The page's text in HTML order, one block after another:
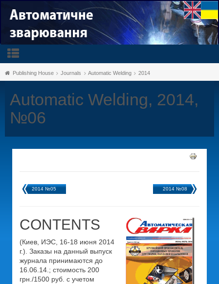
Publishing House Journals Automatic Welding 2014
Automatic Welding, 2014,
№06
2014 №05 2014 №08
CONTENTS
(Киев, ИЭС, 16-18 июня 2014
г.). Заказы на данный выпуск
журнала принимаются до
16.06.14.; стоимость 200
грн./1500 руб. с учетом